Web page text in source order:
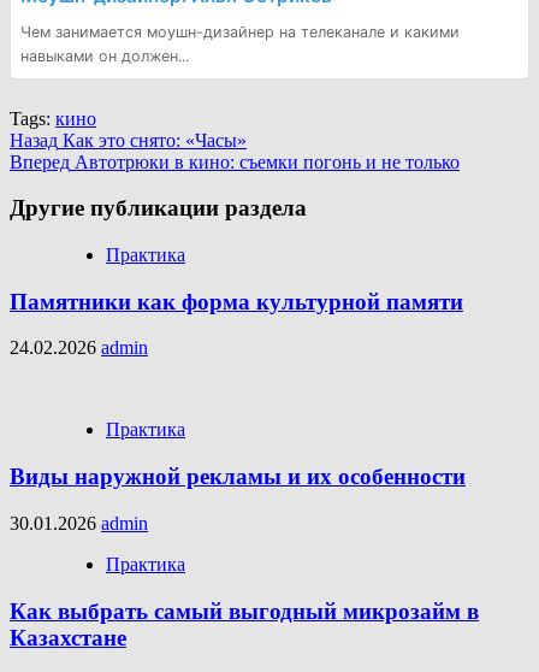
Чем занимается моушн-дизайнер на телеканале и какими
навыками он должен...
Tags: кино
Continue
Reading
Назад Как это снято: «Часы»
Вперед Автотрюки в кино: съемки погонь и не только
Другие публикации раздела
Практика
Памятники как форма культурной памяти
24.02.2026 admin
Практика
Виды наружной рекламы и их особенности
30.01.2026 admin
Практика
Как выбрать самый выгодный микрозайм в
Казахстане